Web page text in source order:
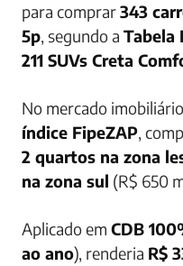
para comprar343
5p, segundo a Tabela
211 SUVs Creta
No mercado
índice FipeZAP,
2 quartos na zona
na zona sul (R$ 650
Aplicado em CDB
ao ano), renderia R$